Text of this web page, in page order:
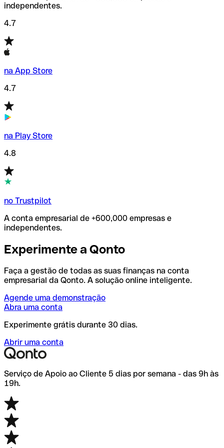
independentes.
4.7
na App Store
4.7
na Play Store
4.8
no Trustpilot
A conta empresarial de +600,000 empresas e
independentes.
Experimente a Qonto
Faça a gestão de todas as suas finanças na conta
empresarial da Qonto. A solução online inteligente.
Agende uma demonstração
Abra uma conta
Experimente grátis durante 30 dias.
Abrir uma conta
Serviço de Apoio ao Cliente 5 dias por semana - das 9h às
19h.